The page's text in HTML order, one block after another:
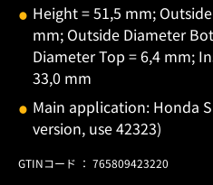
Height = 51,5 mm;
mm; Outside Diameter
Diameter Top = 6,4 mm;
33,0 mm
Main application: Honda
version, use 42323)
GTINコード ： 765809423220